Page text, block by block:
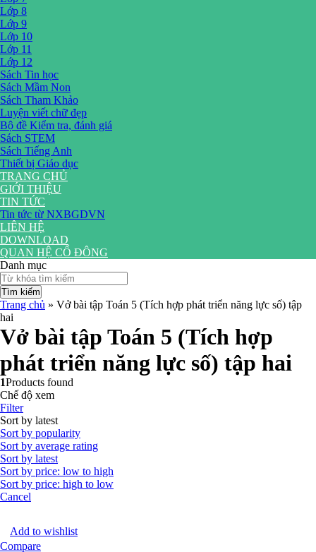
Lớp 8
Lớp 9
Lớp 10
Lớp 11
Lớp 12
Sách Tin học
Sách Mầm Non
Sách Tham Khảo
Luyện viết chữ đẹp
Bộ đề Kiểm tra, đánh giá
Sách STEM
Sách Tiếng Anh
Thiết bị Giáo dục
TRANG CHỦ
GIỚI THIỆU
TIN TỨC
Tin tức từ NXBGDVN
LIÊN HỆ
DOWNLOAD
QUAN HỆ CỔ ĐÔNG
Danh mục
Tìm kiếm
Trang chủ » Vở bài tập Toán 5 (Tích hợp phát triển năng lực số) tập
hai
Vở bài tập Toán 5 (Tích hợp
phát triển năng lực số) tập hai
1Products found
Chế độ xem
Filter
Sort by latest
Sort by popularity
Sort by average rating
Sort by latest
Sort by price: low to high
Sort by price: high to low
Cancel
Add to wishlist
Compare